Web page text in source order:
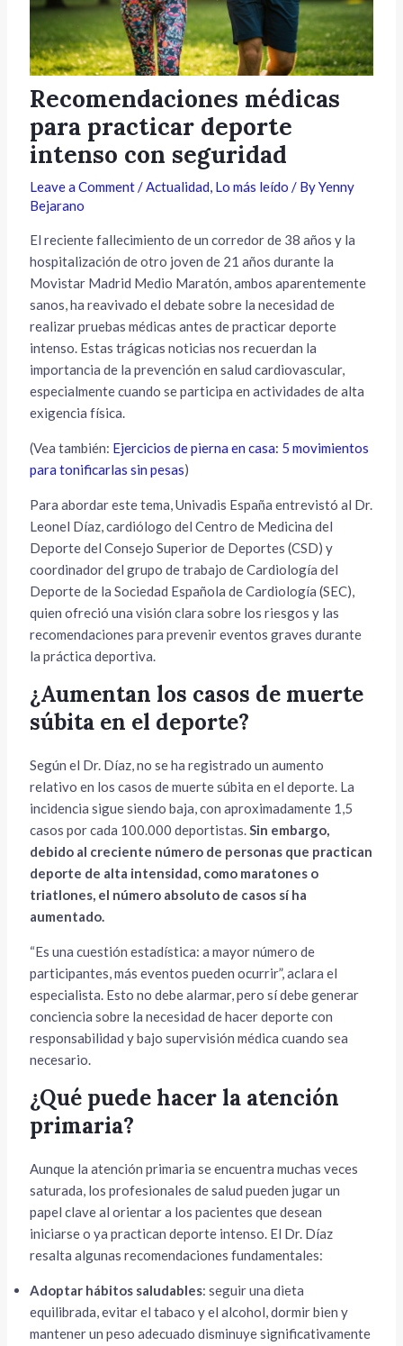
Recomendaciones médicas
para practicar deporte
intenso con seguridad
Leave a Comment/Actualidad, Lo más leído / ByYenny
Bejarano
El reciente fallecimiento de un corredor de 38 años y la
hospitalización de otro joven de 21 años durante la
Movistar Madrid Medio Maratón, ambos aparentemente
sanos, ha reavivado el debate sobre la necesidad de
realizar pruebas médicas antes de practicar deporte
intenso. Estas trágicas noticias nos recuerdan la
importancia de la prevención en salud cardiovascular,
especialmente cuando se participa en actividades de alta
exigencia física.
(Vea también: Ejercicios de pierna en casa: 5 movimientos
para tonificarlas sin pesas)
Para abordar este tema, Univadis España entrevistó al Dr.
Leonel Díaz, cardiólogo del Centro de Medicina del
Deporte del Consejo Superior de Deportes (CSD) y
coordinador del grupo de trabajo de Cardiología del
Deporte de la Sociedad Española de Cardiología (SEC),
quien ofreció una visión clara sobre los riesgos y las
recomendaciones para prevenir eventos graves durante
la práctica deportiva.
¿Aumentan los casos de muerte
súbita en el deporte?
Según el Dr. Díaz, no se ha registrado un aumento
relativo en los casos de muerte súbita en el deporte. La
incidencia sigue siendo baja, con aproximadamente 1,5
casos por cada 100.000 deportistas.Sin embargo,
debido al creciente número de personas que practican
deporte de alta intensidad, como maratones o
triatlones, el número absoluto de casos sí ha
aumentado.
“Es una cuestión estadística: a mayor número de
participantes, más eventos pueden ocurrir”, aclara el
especialista. Esto no debe alarmar, pero sí debe generar
conciencia sobre la necesidad de hacer deporte con
responsabilidad y bajo supervisión médica cuando sea
necesario.
¿Qué puede hacer la atención
primaria?
Aunque la atención primaria se encuentra muchas veces
saturada, los profesionales de salud pueden jugar un
papel clave al orientar a los pacientes que desean
iniciarse o ya practican deporte intenso. El Dr. Díaz
resalta algunas recomendaciones fundamentales:
Adoptar hábitos saludables: seguir una dieta
equilibrada, evitar el tabaco y el alcohol, dormir bien y
mantener un peso adecuado disminuye significativamente